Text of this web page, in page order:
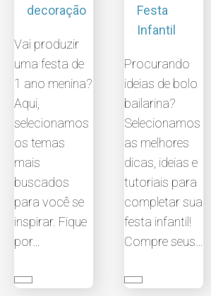
decoração
Vai produzir
uma festa de
1 ano menina?
Aqui,
selecionamos
os temas
mais
buscados
para você se
inspirar. Fique
por…
Festa
Infantil
Procurando
ideias de bolo
bailarina?
Selecionamos
as melhores
dicas, ideias e
tutoriais para
completar sua
festa infantil!
Compre seus…